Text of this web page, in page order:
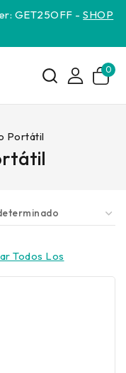
GET25OFF -SHOP
0
Portátil
Todos Los